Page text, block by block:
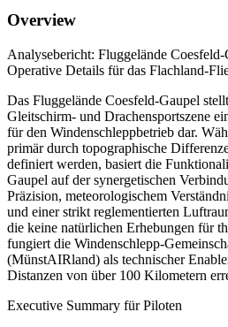
Overview
Analysebericht: Fluggelände
Operative Details für das Flachland-
Das Fluggelände Coesfeld-Gaupel
Gleitschirm- und Drachensportszene
für den Windenschleppbetrieb dar.
primär durch topographische
definiert werden, basiert die
Gaupel auf der synergetischen
Präzision, meteorologischem
und einer strikt reglementierten
die keine natürlichen Erhebungen für
fungiert die Windenschlepp-
(MünstAIRland) als technischer
Distanzen von über 100 Kilometern
Executive Summary für Piloten